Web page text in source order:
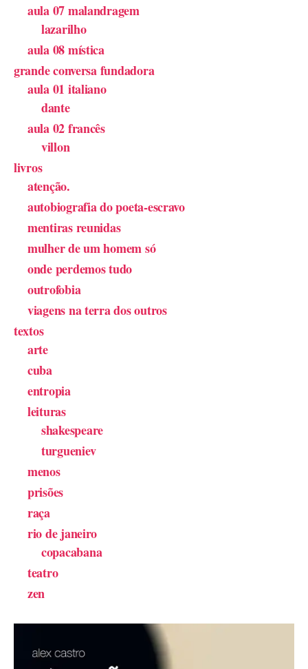
aula 07 malandragem
lazarilho
aula 08 mística
grande conversa fundadora
aula 01 italiano
dante
aula 02 francês
villon
livros
atenção.
autobiografia do poeta-escravo
mentiras reunidas
mulher de um homem só
onde perdemos tudo
outrofobia
viagens na terra dos outros
textos
arte
cuba
entropia
leituras
shakespeare
turgueniev
menos
prisões
raça
rio de janeiro
copacabana
teatro
zen